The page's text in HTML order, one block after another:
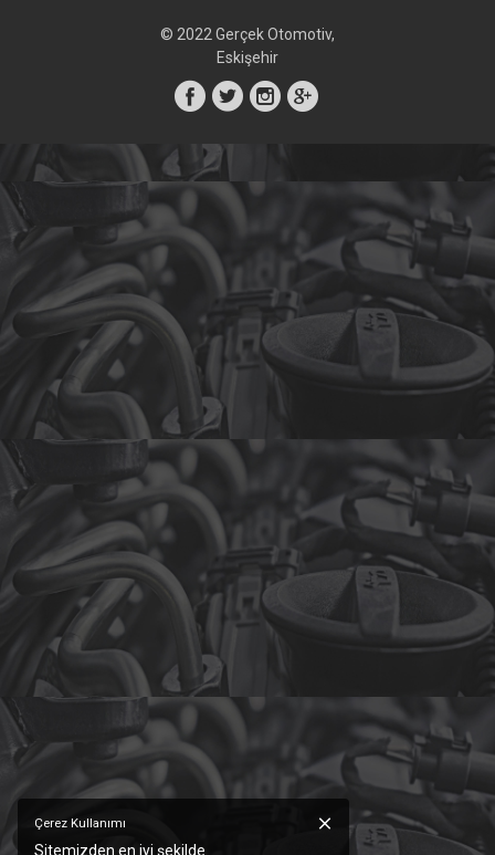
Çerez Kullanımı
Sitemizden en iyi şekilde
© 2022 Gerçek Otomotiv,
Eskişehir